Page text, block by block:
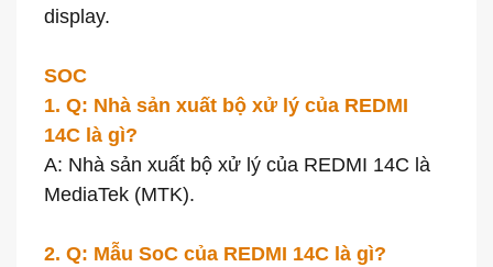
display.
SOC
1. Q: Nhà sản xuất bộ xử lý của REDMI
14C là gì?
A: Nhà sản xuất bộ xử lý của REDMI 14C là
MediaTek (MTK).
2. Q: Mẫu SoC của REDMI 14C là gì?